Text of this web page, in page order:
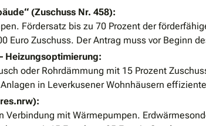
(Zuschuss Nr. 458):
Fördersatz bis zu 70 Prozent der
Zuschuss. Der Antrag muss vor Beginn
Heizungsoptimierung:
oder Rohrdämmung mit 15 Prozent
in Leverkusener Wohnhäusern
mit Wärmepumpen.